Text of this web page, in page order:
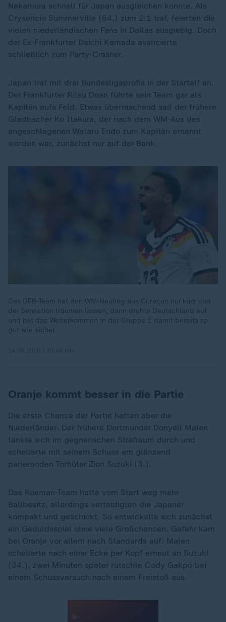
Nakamura schnell für Japan ausgleichen konnte. Als
Crysencio Summerville (64.) zum 2:1 traf, feierten die
vielen niederländischen Fans in Dallas ausgiebig. Doch
der Ex-Frankfurter Daichi Kamada avancierte
schließlich zum Party-Crasher.
Japan trat mit drei Bundesligaprofis in der Startelf an.
Der Frankfurter Ritsu Doan führte sein Team gar als
Kapitän aufs Feld. Etwas überraschend saß der frühere
Gladbacher Ko Itakura, der nach dem WM-Aus des
angeschlagenen Wataru Endo zum Kapitän ernannt
worden war, zunächst nur auf der Bank.
Das DFB-Team hat den WM-Neuling aus Curaçao nur kurz von
der Sensation träumen lassen, dann drehte Deutschland auf
und hat das Weiterkommen in der Gruppe E damit bereits so
gut wie sicher.
Oranje kommt besser in die Partie
Die erste Chance der Partie hatten aber die
Niederländer. Der frühere Dortmunder Donyell Malen
tankte sich im gegnerischen Strafraum durch und
scheiterte mit seinem Schuss am glänzend
parierenden Torhüter Zion Suzuki (3.).
Das Koeman-Team hatte vom Start weg mehr
Ballbesitz, allerdings verteidigten die Japaner
kompakt und geschickt. So entwickelte sich zunächst
ein Geduldsspiel ohne viele Großchancen. Gefahr kam
bei Oranje vor allem nach Standards auf: Malen
scheiterte nach einer Ecke per Kopf erneut an Suzuki
(34.), zwei Minuten später rutschte Cody Gakpo bei
einem Schussversuch nach einem Freistoß aus.